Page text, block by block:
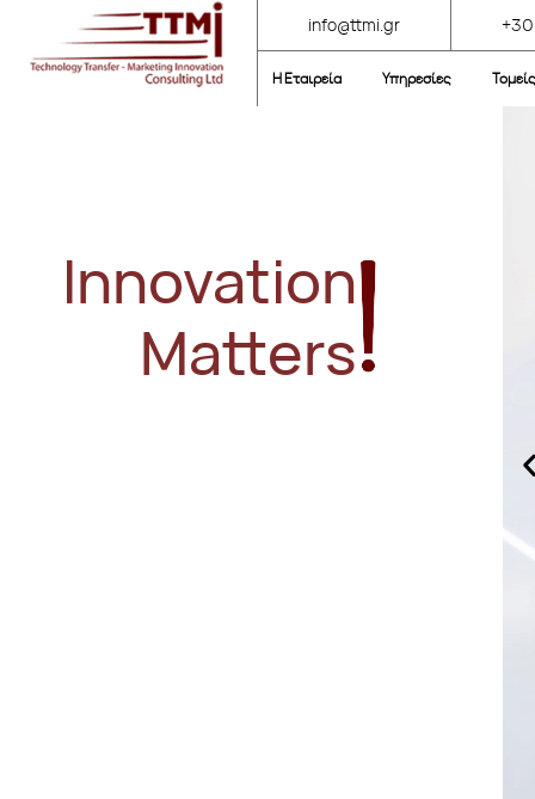
info@ttmi.gr
Η Εταιρεία Υπηρεσίες
Innovation
Matters